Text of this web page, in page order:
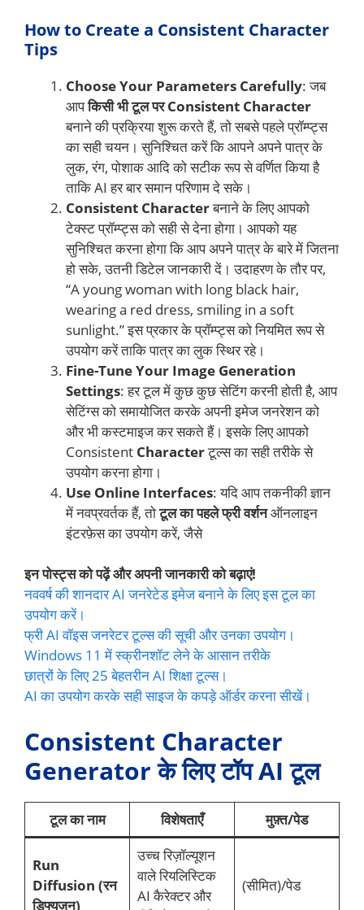
How to Create a Consistent Character
Tips
Choose Your Parameters Carefully: जब
आपकिसी भी टूल पर Consistent Character
बनाने की प्रक्रिया शुरू करते हैं, तो सबसे पहले प्रॉम्प्ट्स
का सही चयन। सुनिश्चित करें कि आपने अपने पात्र के
लुक, रंग, पोशाक आदि को सटीक रूप से वर्णित किया है
ताकि AI हर बार समान परिणाम दे सके।
Consistent Characterबनाने के लिए आपको
टेक्स्ट प्रॉम्प्ट्स को सही से देना होगा। आपको यह
सुनिश्चित करना होगा कि आप अपने पात्र के बारे में जितना
हो सके, उतनी डिटेल जानकारी दें। उदाहरण के तौर पर,
“A young woman with long black hair,
wearing a red dress, smiling in a soft
sunlight.” इस प्रकार के प्रॉम्प्ट्स को नियमित रूप से
उपयोग करें ताकि पात्र का लुक स्थिर रहे।
Fine-Tune Your Image Generation
Settings: हर टूल में कुछ कुछ सेटिंग करनी होती है, आप
सेटिंग्स को समायोजित करके अपनी इमेज जनरेशन को
और भी कस्टमाइज कर सकते हैं। इसके लिए आपको
Consistent Characterटूल्स का सही तरीके से
उपयोग करना होगा।
Use Online Interfaces: यदि आप तकनीकी ज्ञान
में नवप्रवर्तक हैं, तोटूल का पहले फ्री वर्शनऑनलाइन
इंटरफ़ेस का उपयोग करें, जैसे
इन पोस्ट्स को पढ़ें और अपनी जानकारी को बढ़ाएं!
नववर्ष की शानदार AI जनरेटेड इमेज बनाने के लिए इस टूल का
उपयोग करें।
फ्री AI वॉइस जनरेटर टूल्स की सूची और उनका उपयोग।
Windows 11 में स्क्रीनशॉट लेने के आसान तरीके
छात्रों के लिए 25 बेहतरीन AI शिक्षा टूल्स।
AI का उपयोग करके सही साइज के कपड़े ऑर्डर करना सीखें।
Consistent Character
Generator के लिए टॉप AI टूल
टूल का नाम विशेषताएँ मुफ़्त/पेड
Run
Diffusion (रन
डिफ्यूजन)
उच्च रिज़ॉल्यूशन
वाले रियलिस्टिक
AI कैरेक्टर और
(सीमित)/पेड